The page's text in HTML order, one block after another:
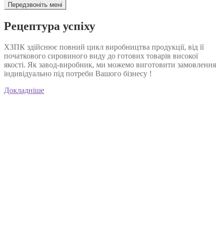
Рецептура успіху
ХЗПК здійснює повний цикл виробництва продукції, від її
початкового сировиного виду до готових товарів високої
якості. Як завод-виробник, ми можемо виготовити замовлення
індивідуально під потреби Вашого бізнесу !
Докладніше